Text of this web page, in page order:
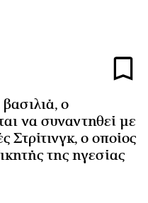
Αυτοκίνηση
Αφιερώματα
Πολιτική
Οικονομία
ο
να συναντηθεί με
Στρίτινγκ, ο οποίος
της ηγεσίας